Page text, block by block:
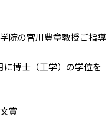
の宮川豊章教授ご指導
博士（工学）の学位を
賞